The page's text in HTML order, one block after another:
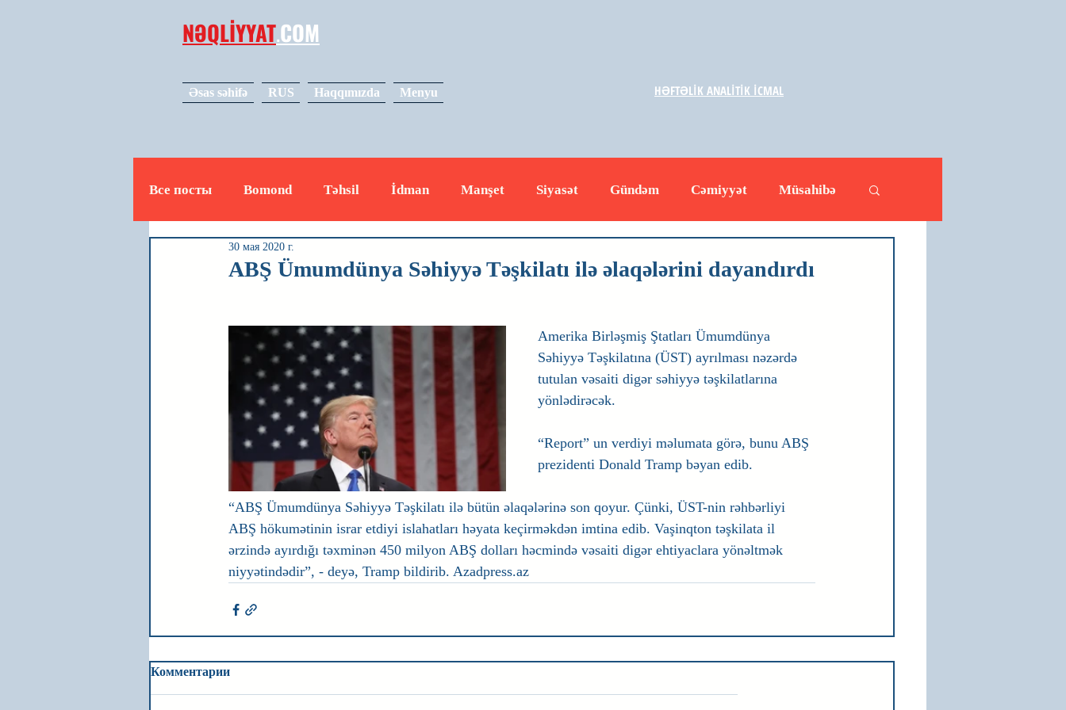
NƏQLİYYAT.COM
Əsas səhifə RUS Haqqımızda Menyu
Все посты Bomond Təhsil İdman Manşet Siyasət Gündəm Cəmiyyət Müsahibə
Video
ABŞ Ümumdünya Səhiyyə Təşkilatı ilə əlaqələrini dayandırdı
30 мая 2020 г.
Amerika Birləşmiş Ştatları Ümumdünya
Səhiyyə Təşkilatına (ÜST) ayrılması nəzərdə
tutulan vəsaiti digər səhiyyə təşkilatlarına
yönlədirəcək.
“Report” un verdiyi məlumata görə, bunu ABŞ
prezidenti Donald Tramp bəyan edib.
“ABŞ Ümumdünya Səhiyyə Təşkilatı ilə bütün əlaqələrinə son qoyur. Çünki, ÜST-nin rəhbərliyi
ABŞ hökumətinin israr etdiyi islahatları həyata keçirməkdən imtina edib. Vaşinqton təşkilata il
ərzində ayırdığı təxminən 450 milyon ABŞ dolları həcmində vəsaiti digər ehtiyaclara yönəltmək
niyyətindədir”, - deyə, Tramp bildirib. Azadpress.az
Комментарии
HƏFTƏLİK ANALİTİK İCMAL